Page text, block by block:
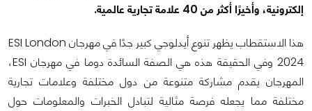
إلكترونية، وأخيرًا أكثر من 40 علامة تجارية عالمية.
هذا الاستقطاب يظهر تنوع أيدلوجي كبير جدًا في مهرجان ESI London
2024 وفي الحقيقة هذه هي الصفة السائدة دوما في مهرجان ESI،
المهرجان يقدم مشاركة متنوعة من دول مختلفة وعلامات تجارية
مختلفة مما يجعله فرصة مثالية لتبادل الخبرات والمعلومات حول